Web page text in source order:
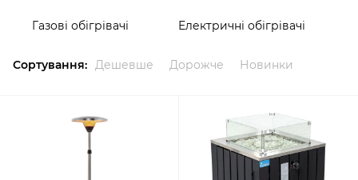
Газові обігрівачі Електричні обігрівачі
Сортування: Дешевше Дорожче Новинки